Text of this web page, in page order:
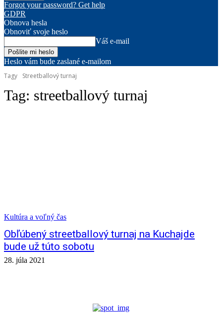
Forgot your password? Get help
GDPR
Obnova hesla
Obnoviť svoje heslo
Váš e-mail
Heslo vám bude zaslané e-mailom
Tagy
Streetballový turnaj
Tag: streetballový turnaj
Kultúra a voľný čas
Obľúbený streetballový turnaj na Kuchajde
bude už túto sobotu
28. júla 2021